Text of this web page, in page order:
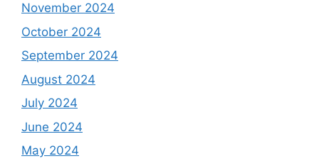
November 2024
October 2024
September 2024
August 2024
July 2024
June 2024
May 2024